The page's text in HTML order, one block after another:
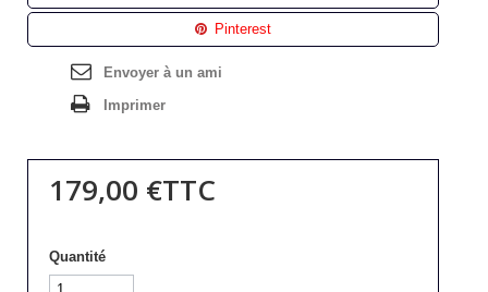
Pinterest
Envoyer à un ami
Imprimer
179,00 €TTC
Quantité